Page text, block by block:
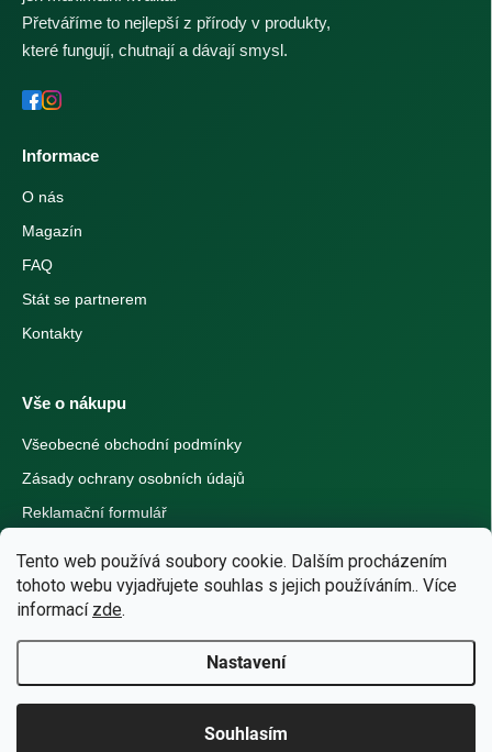
Tento web používá soubory cookie. Dalším procházením
tohoto webu vyjadřujete souhlas s jejich používáním.. Více
informací zde.
Nastavení
Souhlasím
Náš artyčok, je pro vaše tělo ten správný krok!
Přetváříme to nejlepší z přírody v produkty,
které fungují, chutnají a dávají smysl.
Informace
O nás
Magazín
FAQ
Stát se partnerem
Kontakty
Vše o nákupu
Všeobecné obchodní podmínky
Zásady ochrany osobních údajů
Reklamační formulář
Možnosti platby
Dobírka